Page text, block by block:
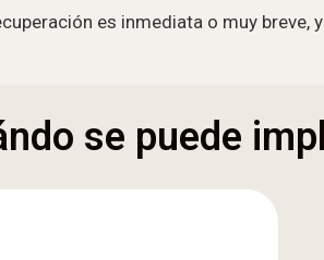
es inmediata o muy
se puede